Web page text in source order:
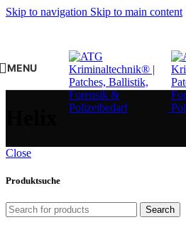
Skip to navigation Skip to main content
MENU
Close
Produktsuche
Search